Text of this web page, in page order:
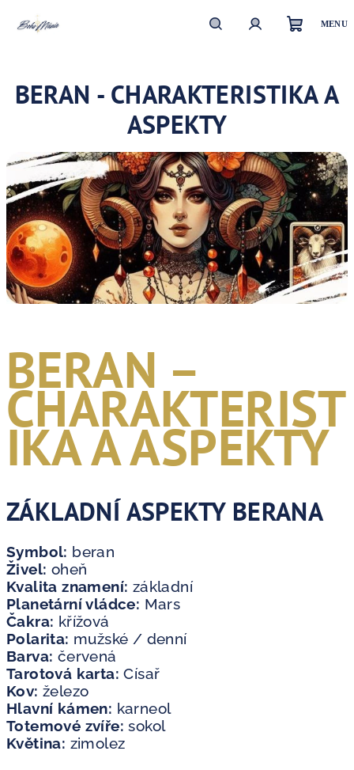
košík
BERAN - CHARAKTERISTIKA A
ASPEKTY
BERAN –
CHARAKTERIST
IKA A ASPEKTY
ZÁKLADNÍ ASPEKTY BERANA
Symbol: beran
Živel: oheň
Kvalita znamení: základní
Planetární vládce: Mars
Čakra: křížová
Polarita: mužské / denní
Barva: červená
Tarotová karta: Císař
Kov: železo
Hlavní kámen: karneol
Totemové zvíře: sokol
Květina: zimolez